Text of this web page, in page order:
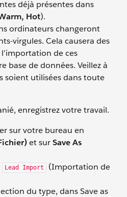
déjà présentes dans
Hot).
ordinateurs changeront
virgules. Cela causera des
de ces
base de données. Veillez à
soient utilisées dans toute
enregistrez votre travail.
sur votre bureau en
et surSave As
Lead Import
(Importation de
du type, dans Save as